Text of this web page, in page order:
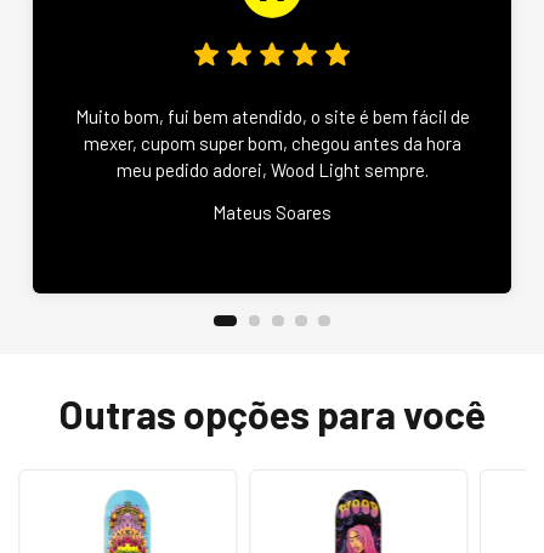
Muito bom, fui bem atendido, o site é bem fácil de
mexer, cupom super bom, chegou antes da hora
meu pedido adorei, Wood Light sempre.
Mateus Soares
Outras opções para você